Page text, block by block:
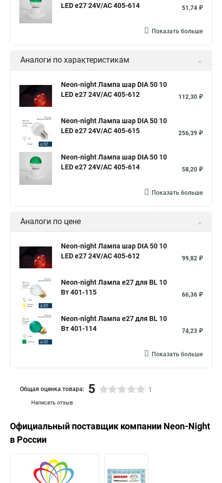
LED е27 24V/AC 405-614
51,74 ₽
Показать больше
Аналоги по характеристикам
Neon-night Лампа шар DIA 50 10
LED е27 24V/AC 405-612
112,30 ₽
Neon-night Лампа шар DIA 50 10
LED е27 24V/AC 405-615
256,39 ₽
Neon-night Лампа шар DIA 50 10
LED е27 24V/AC 405-614
58,20 ₽
Показать больше
Аналоги по цене
Neon-night Лампа шар DIA 50 10
LED е27 24V/AC 405-612
99,82 ₽
Neon-night Лампа е27 для BL 10
Вт 401-115
66,36 ₽
Neon-night Лампа е27 для BL 10
Вт 401-114
74,23 ₽
Показать больше
Написать отзыв
Общая оценка товара: 5 1
Официальный поставщик компании Neon-Night
в России